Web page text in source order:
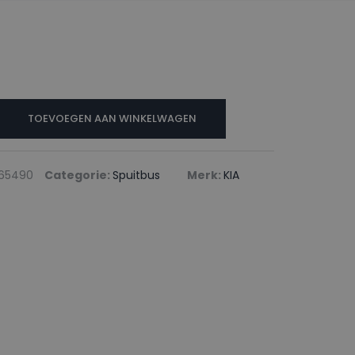
TOEVOEGEN AAN WINKELWAGEN
Categorie: Spuitbus Merk: KIA